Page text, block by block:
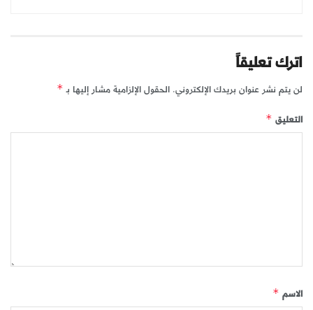
اترك تعليقاً
لن يتم نشر عنوان بريدك الإلكتروني. الحقول الإلزامية مشار إليها بـ *
التعليق *
الاسم *